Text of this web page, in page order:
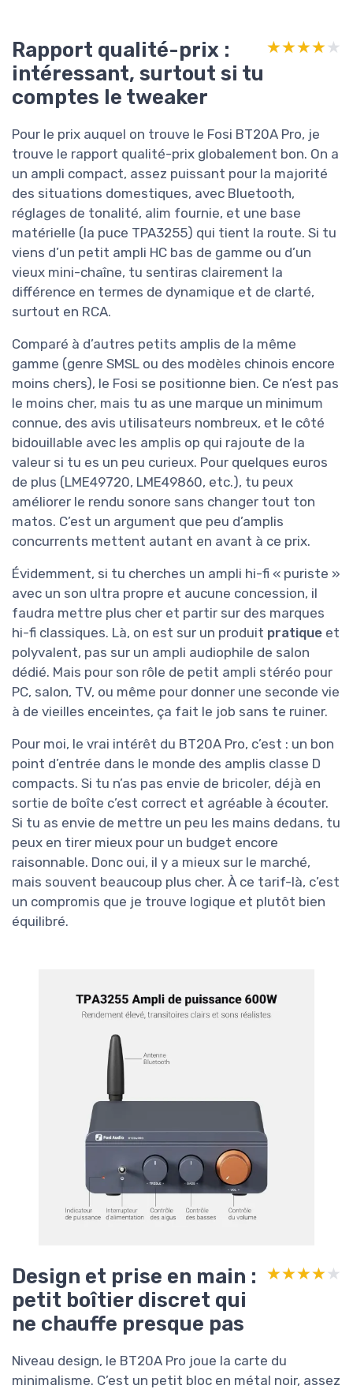
Rapport qualité-prix :
intéressant, surtout si tu
comptes le tweaker
★★★★★
★★★★★
Pour le prix auquel on trouve le Fosi BT20A Pro, je
trouve le rapport qualité-prix globalement bon. On a
un ampli compact, assez puissant pour la majorité
des situations domestiques, avec Bluetooth,
réglages de tonalité, alim fournie, et une base
matérielle (la puce TPA3255) qui tient la route. Si tu
viens d’un petit ampli HC bas de gamme ou d’un
vieux mini-chaîne, tu sentiras clairement la
différence en termes de dynamique et de clarté,
surtout en RCA.
Comparé à d’autres petits amplis de la même
gamme (genre SMSL ou des modèles chinois encore
moins chers), le Fosi se positionne bien. Ce n’est pas
le moins cher, mais tu as une marque un minimum
connue, des avis utilisateurs nombreux, et le côté
bidouillable avec les amplis op qui rajoute de la
valeur si tu es un peu curieux. Pour quelques euros
de plus (LME49720, LME49860, etc.), tu peux
améliorer le rendu sonore sans changer tout ton
matos. C’est un argument que peu d’amplis
concurrents mettent autant en avant à ce prix.
Évidemment, si tu cherches un ampli hi-fi « puriste »
avec un son ultra propre et aucune concession, il
faudra mettre plus cher et partir sur des marques
hi-fi classiques. Là, on est sur un produit pratique et
polyvalent, pas sur un ampli audiophile de salon
dédié. Mais pour son rôle de petit ampli stéréo pour
PC, salon, TV, ou même pour donner une seconde vie
à de vieilles enceintes, ça fait le job sans te ruiner.
Pour moi, le vrai intérêt du BT20A Pro, c’est : un bon
point d’entrée dans le monde des amplis classe D
compacts. Si tu n’as pas envie de bricoler, déjà en
sortie de boîte c’est correct et agréable à écouter.
Si tu as envie de mettre un peu les mains dedans, tu
peux en tirer mieux pour un budget encore
raisonnable. Donc oui, il y a mieux sur le marché,
mais souvent beaucoup plus cher. À ce tarif-là, c’est
un compromis que je trouve logique et plutôt bien
équilibré.
Design et prise en main :
petit boîtier discret qui
ne chauffe presque pas
★★★★★
★★★★★
Niveau design, le BT20A Pro joue la carte du
minimalisme. C’est un petit bloc en métal noir, assez